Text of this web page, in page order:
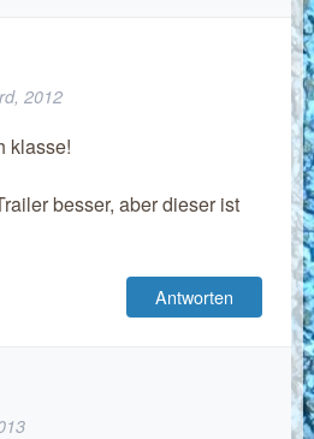
2012
klasse!
besser, aber dieser ist
Antworten